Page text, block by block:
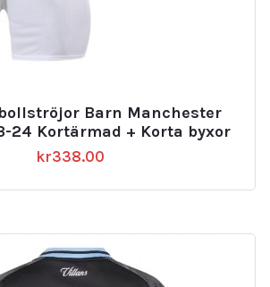
Barn Manchester
24 Kortärmad + Korta byxor
kr338.00